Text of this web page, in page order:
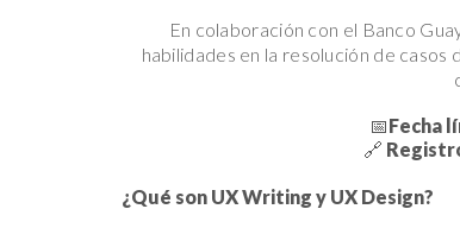
En colaboración con el Banco
habilidades en la resolución de
📅Fecha
🔗
¿Qué son UX Writing y UX Design?